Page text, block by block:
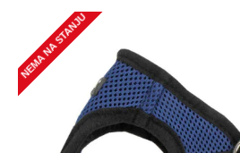
NEMA NA STANJU